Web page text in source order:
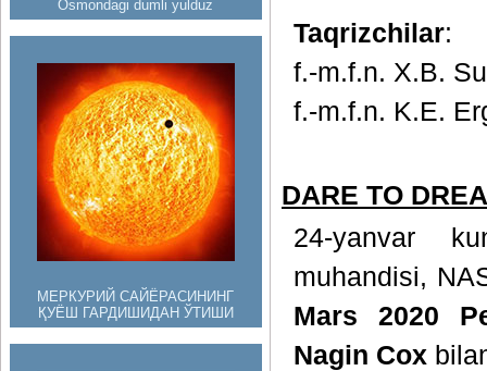
Osmondagi dumli yulduz
МЕРКУРИЙ САЙЁРАСИНИНГ
ҚУЁШ ГАРДИШИДАН ЎТИШИ
Taqrizchilar:
f.-m.f.n. X.B.
f.-m.f.n. K.E.
DARE TO
24-yanvar
muhandisi,
Mars 2020
Nagin Cox